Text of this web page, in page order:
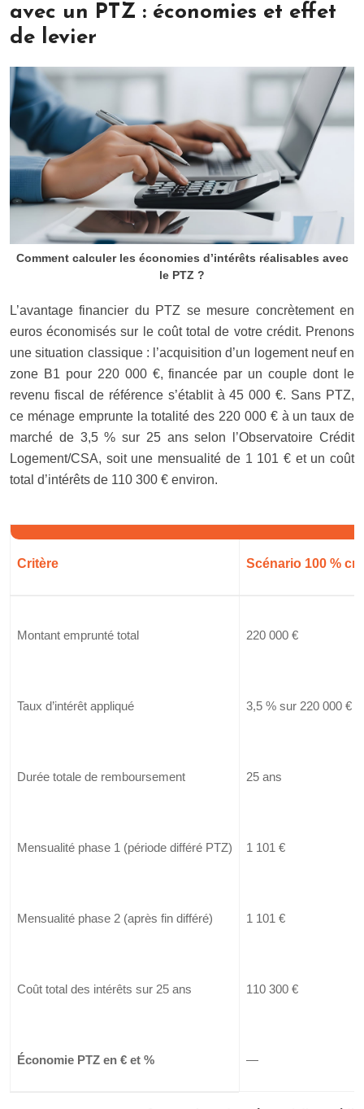
avec un PTZ : économies et effet
de levier
Comment calculer les économies d’intérêts réalisables avec
le PTZ ?
L’avantage financier du PTZ se mesure concrètement en
euros économisés sur le coût total de votre crédit. Prenons
une situation classique : l’acquisition d’un logement neuf en
zone B1 pour 220 000 €, financée par un couple dont le
revenu fiscal de référence s’établit à 45 000 €. Sans PTZ,
ce ménage emprunte la totalité des 220 000 € à un taux de
marché de 3,5 % sur 25 ans selon l’Observatoire Crédit
Logement/CSA, soit une mensualité de 1 101 € et un coût
total d’intérêts de 110 300 € environ.
Critère Scénario 100 %
Montant emprunté total 220 000 €
Taux d’intérêt appliqué 3,5 % sur 220 000 €
Durée totale de remboursement 25 ans
Mensualité phase 1 (période différé PTZ) 1 101 €
Mensualité phase 2 (après fin différé) 1 101 €
Coût total des intérêts sur 25 ans 110 300 €
Économie PTZ en € et % —